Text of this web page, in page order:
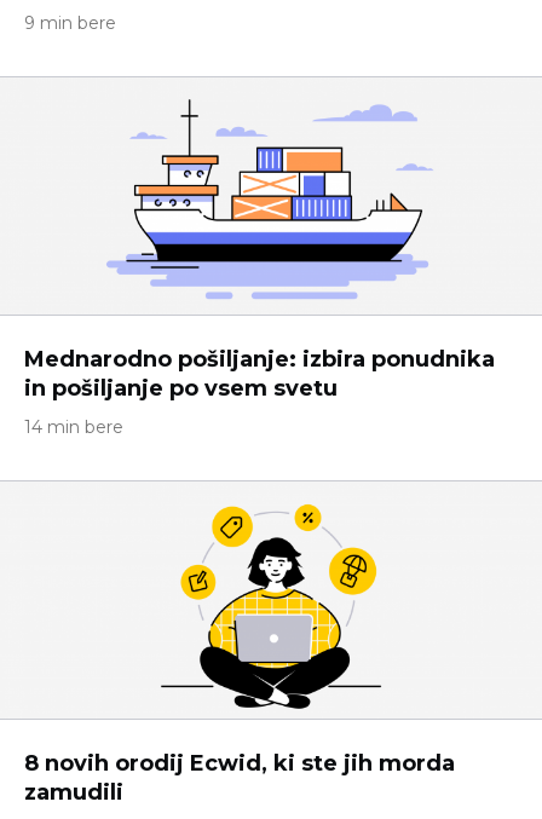
9 min bere
Mednarodno pošiljanje: izbira ponudnika
in pošiljanje po vsem svetu
14 min bere
8 novih orodij Ecwid, ki ste jih morda
zamudili